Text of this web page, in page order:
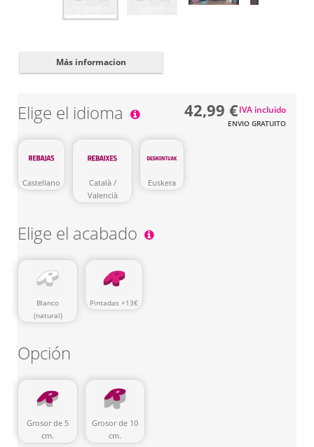
Más informacion
Elige el idioma
Castellano
Català /
Valencià
Euskera
Elige el acabado
Blanco
(natural)
Pintadas +13€
Opción
Grosor de 5
cm.
Grosor de 10
cm.
42,99 €
ENVIO GRATUITO
IVA incluido